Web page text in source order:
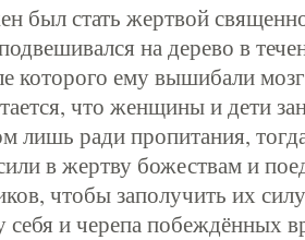
был стать жертвой
на дерево в
которого ему вышибали
что женщины и дети
лишь ради пропитания,
в жертву божествам и
чтобы заполучить их
себя и черепа побеждённых